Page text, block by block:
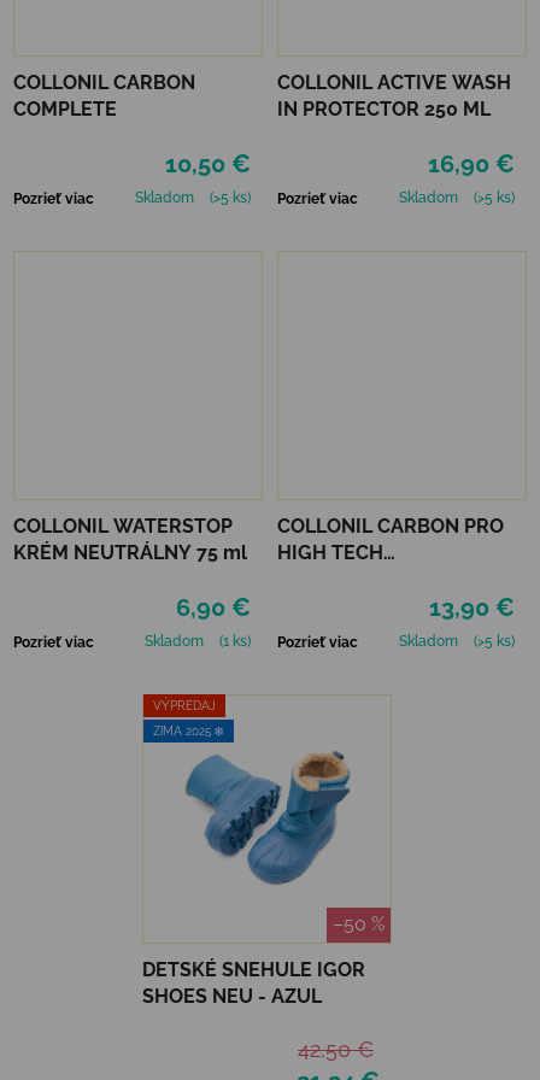
COLLONIL CARBON
COMPLETE
10,50 €
Pozrieť viac Skladom (>5 ks)
COLLONIL ACTIVE WASH
IN PROTECTOR 250 ML
16,90 €
Pozrieť viac Skladom (>5 ks)
COLLONIL WATERSTOP
KRÉM NEUTRÁLNY 75 ml
6,90 €
Pozrieť viac Skladom (1 ks)
COLLONIL CARBON PRO
HIGH TECH
13,90 €
Pozrieť viac Skladom (>5 ks)
VÝPREDAJ
ZIMA 2025 ❄️
–50 %
DETSKÉ SNEHULE IGOR
SHOES NEU - AZUL
42,50 €